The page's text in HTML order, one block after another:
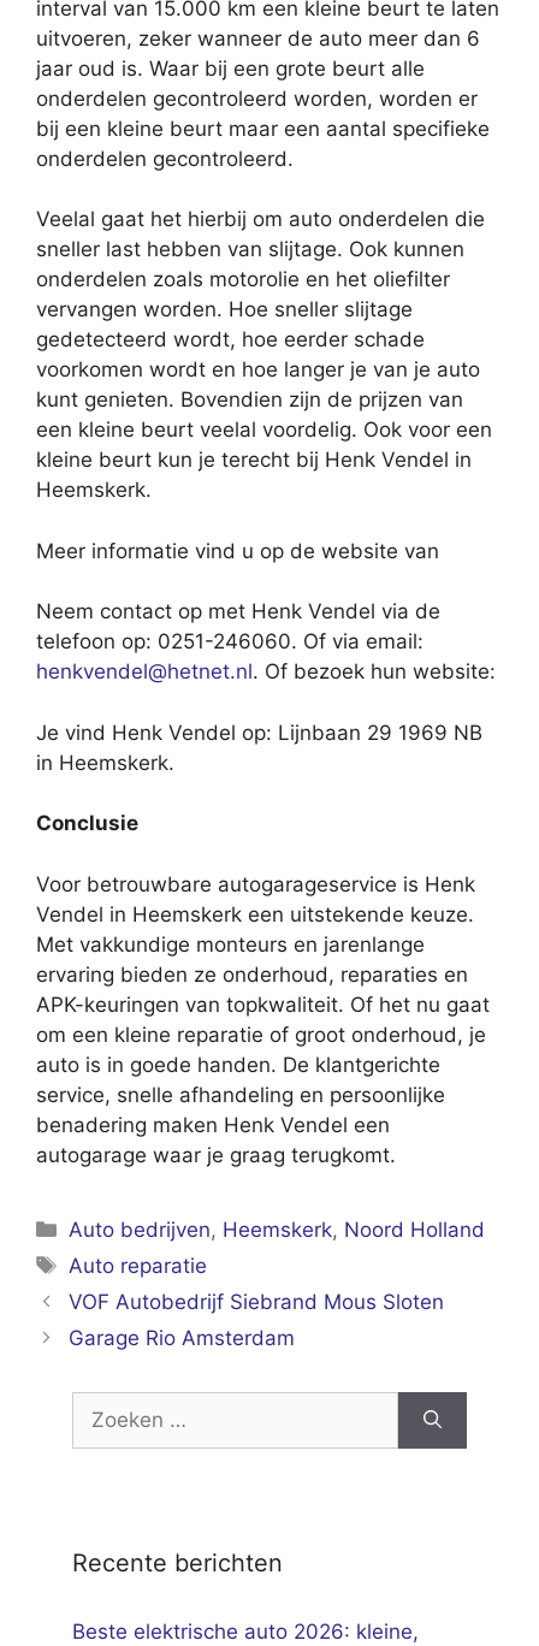
interval van 15.000 km een kleine beurt te laten
uitvoeren, zeker wanneer de auto meer dan 6
jaar oud is. Waar bij een grote beurt alle
onderdelen gecontroleerd worden, worden er
bij een kleine beurt maar een aantal specifieke
onderdelen gecontroleerd.
Veelal gaat het hierbij om auto onderdelen die
sneller last hebben van slijtage. Ook kunnen
onderdelen zoals motorolie en het oliefilter
vervangen worden. Hoe sneller slijtage
gedetecteerd wordt, hoe eerder schade
voorkomen wordt en hoe langer je van je auto
kunt genieten. Bovendien zijn de prijzen van
een kleine beurt veelal voordelig. Ook voor een
kleine beurt kun je terecht bij Henk Vendel in
Heemskerk.
Meer informatie vind u op de website van
Neem contact op met Henk Vendel via de
telefoon op: 0251-246060. Of via email:
henkvendel@hetnet.nl. Of bezoek hun website:
Je vind Henk Vendel op: Lijnbaan 29 1969 NB
in Heemskerk.
Conclusie
Voor betrouwbare autogarageservice is Henk
Vendel in Heemskerk een uitstekende keuze.
Met vakkundige monteurs en jarenlange
ervaring bieden ze onderhoud, reparaties en
APK-keuringen van topkwaliteit. Of het nu gaat
om een kleine reparatie of groot onderhoud, je
auto is in goede handen. De klantgerichte
service, snelle afhandeling en persoonlijke
benadering maken Henk Vendel een
autogarage waar je graag terugkomt.
Categorieën
Auto bedrijven, Heemskerk, Noord Holland
Tags
Auto reparatie
VOF Autobedrijf Siebrand Mous Sloten
Garage Rio Amsterdam
naar:
Recente berichten
Beste elektrische auto 2026: kleine,